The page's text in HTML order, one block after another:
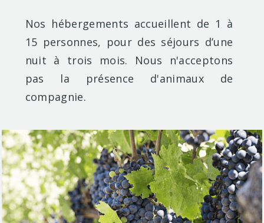
Nos hébergements accueillent de 1 à
15 personnes, pour des séjours d’une
nuit à trois mois. Nous n'acceptons
pas la présence d'animaux de
compagnie.